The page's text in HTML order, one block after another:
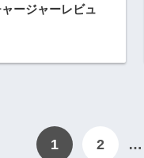
ージャーレビュ
1 2 …